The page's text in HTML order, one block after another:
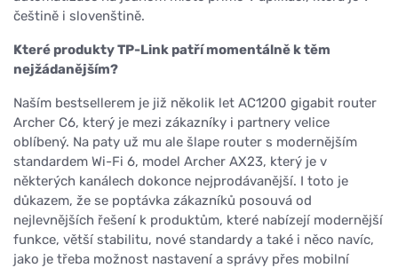
češtině i slovenštině.
Které produkty TP-Link patří momentálně k těm
nejžádanějším?
Naším bestsellerem je již několik let AC1200 gigabit router
Archer C6, který je mezi zákazníky i partnery velice
oblíbený. Na paty už mu ale šlape router s modernějším
standardem Wi-Fi 6, model Archer AX23, který je v
některých kanálech dokonce nejprodávanější. I toto je
důkazem, že se poptávka zákazníků posouvá od
nejlevnějších řešení k produktům, které nabízejí modernější
funkce, větší stabilitu, nové standardy a také i něco navíc,
jako je třeba možnost nastavení a správy přes mobilní